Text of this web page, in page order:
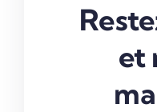
et